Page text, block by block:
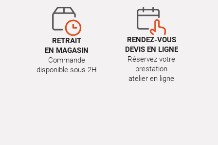
RETRAIT
EN MAGASIN
Commande
disponible sous 2H
RENDEZ-VOUS
DEVIS EN LIGNE
Réservez votre
prestation
atelier en ligne